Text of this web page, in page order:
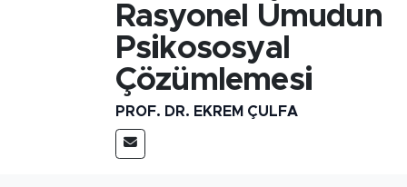
Rasyonel Umudun
Psikososyal
Çözümlemesi
PROF. DR. EKREM ÇULFA
KARİKATÜR
BİLİM-TEKNOLOJİ
Tüm Manşetler
Son Dakika Haberleri
Haber Arşivi